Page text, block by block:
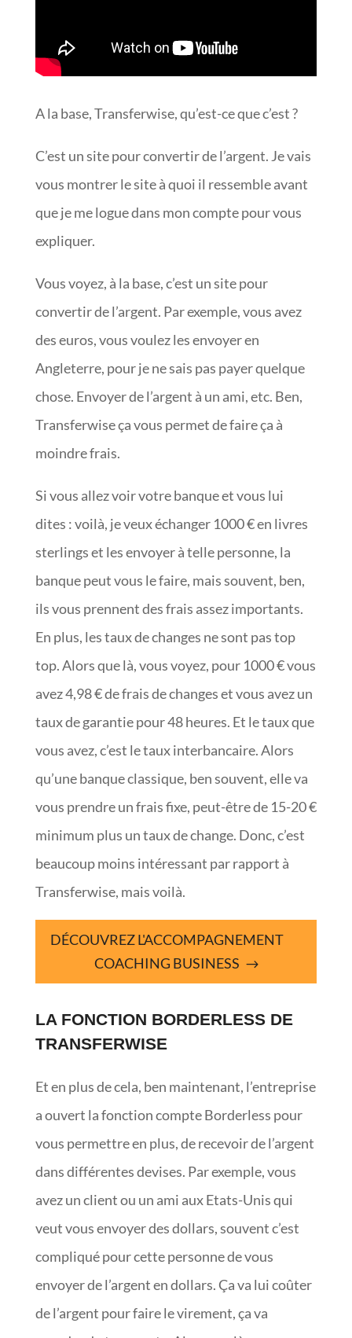
A la base, Transferwise, qu’est-ce que c’est ?
C’est un site pour convertir de l’argent. Je vais
vous montrer le site à quoi il ressemble avant
que je me logue dans mon compte pour vous
expliquer.
Vous voyez, à la base, c’est un site pour
convertir de l’argent. Par exemple, vous avez
des euros, vous voulez les envoyer en
Angleterre, pour je ne sais pas payer quelque
chose. Envoyer de l’argent à un ami, etc. Ben,
Transferwise ça vous permet de faire ça à
moindre frais.
Si vous allez voir votre banque et vous lui
dites : voilà, je veux échanger 1000 € en livres
sterlings et les envoyer à telle personne, la
banque peut vous le faire, mais souvent, ben,
ils vous prennent des frais assez importants.
En plus, les taux de changes ne sont pas top
top. Alors que là, vous voyez, pour 1000 € vous
avez 4,98 € de frais de changes et vous avez un
taux de garantie pour 48 heures. Et le taux que
vous avez, c’est le taux interbancaire. Alors
qu’une banque classique, ben souvent, elle va
vous prendre un frais fixe, peut-être de 15-20 €
minimum plus un taux de change. Donc, c’est
beaucoup moins intéressant par rapport à
Transferwise, mais voilà.
DÉCOUVREZ L'ACCOMPAGNEMENT
COACHING BUSINESS
LA FONCTION BORDERLESS DE
TRANSFERWISE
Et en plus de cela, ben maintenant, l’entreprise
a ouvert la fonction compte Borderless pour
vous permettre en plus, de recevoir de l’argent
dans différentes devises. Par exemple, vous
avez un client ou un ami aux Etats-Unis qui
veut vous envoyer des dollars, souvent c’est
compliqué pour cette personne de vous
envoyer de l’argent en dollars. Ça va lui coûter
de l’argent pour faire le virement, ça va